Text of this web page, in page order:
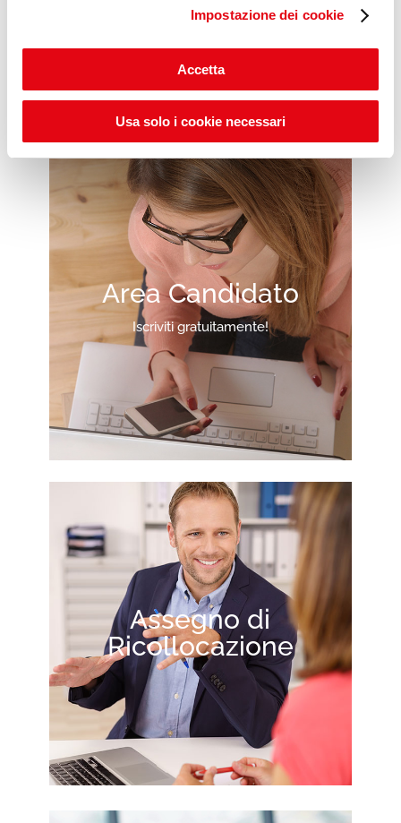
Impostazione dei cookie
Accetta
Usa solo i cookie necessari
Area Candidato
Iscriviti gratuitamente!
Assegno di
Ricollocazione